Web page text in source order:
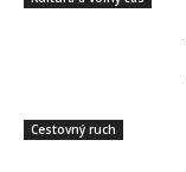
Cestovný ruch